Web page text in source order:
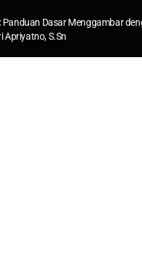
Panduan Dasar Menggambar
Apriyatno, S.Sn